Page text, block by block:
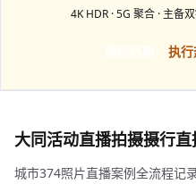
4K HDR · 5G 聚合 · 主备
执
大同活动直播拍摄摄行直
城市374照片直播案例全流程记